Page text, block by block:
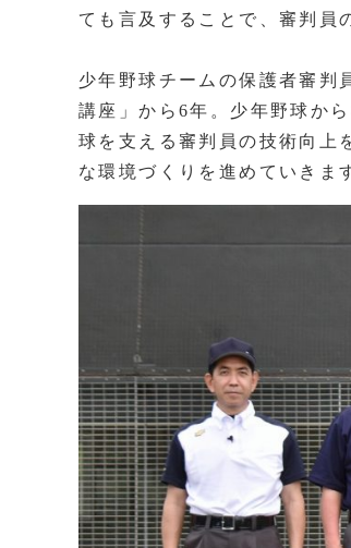
ても言及することで、審判員
少年野球チームの保護者審判
講座」から6年。少年野球か
球を支える審判員の技術向上
な環境づくりを進めていきま